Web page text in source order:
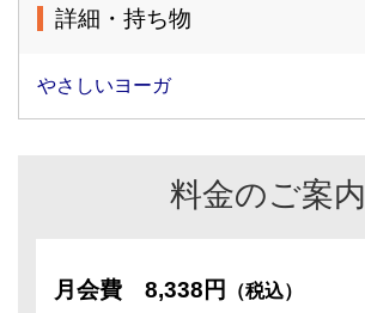
詳細・持ち物
やさしいヨーガ
料金のご案内
月会費 8,338円 （税込）